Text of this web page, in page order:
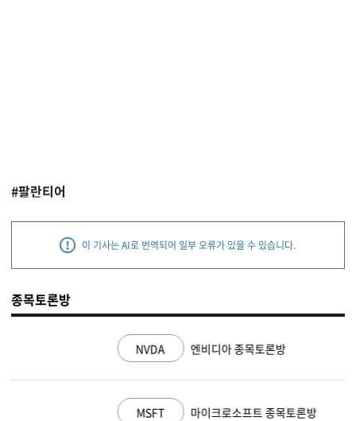
#팔란티어
이 기사는 AI로 번역되어 일부 오류가 있을 수 있습니다.
종목토론방
엔비디아 종목토론방
마이크로소프트 종목토론방